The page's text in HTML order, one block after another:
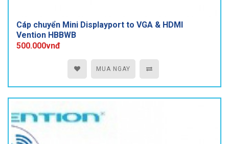
Cáp chuyển Mini Displayport to VGA & HDMI
Vention HBBWB
500.000vnđ
MUA NGAY